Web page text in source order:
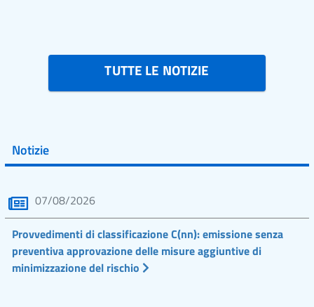
TUTTE LE NOTIZIE
Notizie
07/08/2026
Provvedimenti di classificazione C(nn): emissione senza
preventiva approvazione delle misure aggiuntive di
minimizzazione del rischio